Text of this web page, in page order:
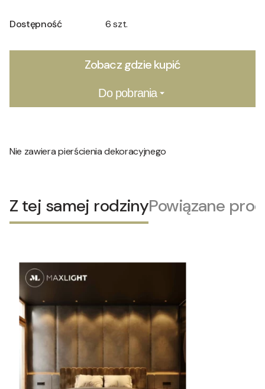
Dostępność 6 szt.
Zobacz gdzie kupić
Do pobrania
Nie zawiera pierścienia dekoracyjnego
Z tej samej rodzinyPowiązane